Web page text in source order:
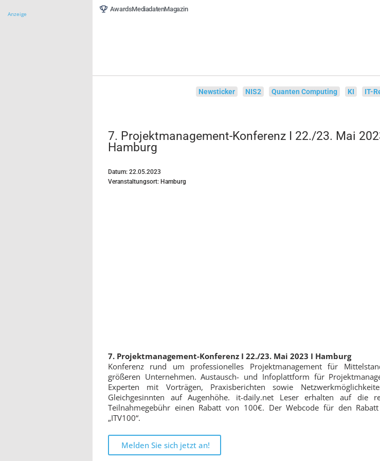
Anzeige
AwardsMediadatenMagazin
Newsticker NIS2 Quanten Computing KI IT-Recht
7. Projektmanagement-Konferenz I 22./23. Mai
2023 I Hamburg
Datum: 22.05.2023
Veranstaltungsort: Hamburg
7. Projektmanagement-Konferenz I 22./23. Mai 2023 I Hamburg
Konferenz rund um professionelles Projektmanagement für Mittelstand und
größeren Unternehmen. Austausch- und Infoplattform für
Projektmanagement-Experten mit Vorträgen, Praxisberichten sowie
Netzwerkmöglichkeiten mit Gleichgesinnten auf Augenhöhe. it-daily.net
Leser erhalten auf die reguläre Teilnahmegebühr einen Rabatt von 100€.
Der Webcode für den Rabatt lautet „ITV100“.
Melden Sie sich jetzt an!